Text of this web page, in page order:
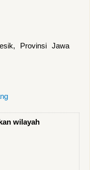
Provinsi Jawa
wilayah